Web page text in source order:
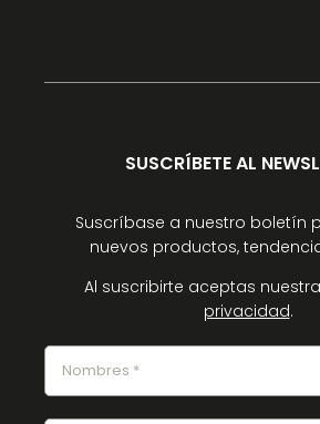
SUSCRÍBETE AL
Suscríbase a nuestro boletín
nuevos productos,
Al suscribirte aceptas nuestra
privacidad.